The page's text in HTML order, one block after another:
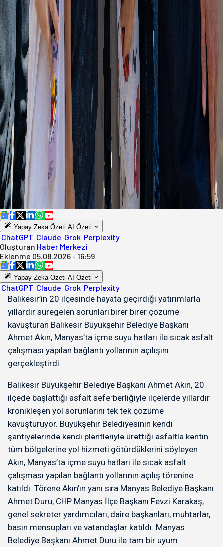
Yapay Zeka Özeti AI Özeti
ChatGPT Claude Grok Perplexity
Oluşturan Haber Merkezi
Eklenme 05.08.2026 - 16:59
Yapay Zeka Özeti AI Özeti
ChatGPT Claude Grok Perplexity
Balıkesir’in 20 ilçesinde hayata geçirdiği yatırımlarla
yıllardır süregelen sorunları birer birer çözüme
kavuşturan Balıkesir Büyükşehir Belediye Başkanı
Ahmet Akın, Manyas’ta içme suyu hatları ile sıcak asfalt
çalışması yapılan bağlantı yollarının açılışını
gerçekleştirdi.
Balıkesir Büyükşehir Belediye Başkanı Ahmet Akın, 20
ilçede başlattığı asfalt seferberliğiyle ilçelerde yıllardır
kronikleşen yol sorunlarını tek tek çözüme
kavuşturuyor. Büyükşehir Belediyesinin kendi
şantiyelerinde kendi plentleriyle ürettiği asfaltla kentin
tüm bölgelerine yol hizmeti götürdüklerini söyleyen
Akın, Manyas’ta içme suyu hatları ile sıcak asfalt
çalışması yapılan bağlantı yollarının açılış törenine
katıldı. Törene Akın’ın yanı sıra Manyas Belediye Başkanı
Ahmet Duru, CHP Manyas İlçe Başkanı Fevzi Karakaş,
genel sekreter yardımcıları, daire başkanları, muhtarlar,
basın mensupları ve vatandaşlar katıldı. Manyas
Belediye Başkanı Ahmet Duru ile tam bir uyum